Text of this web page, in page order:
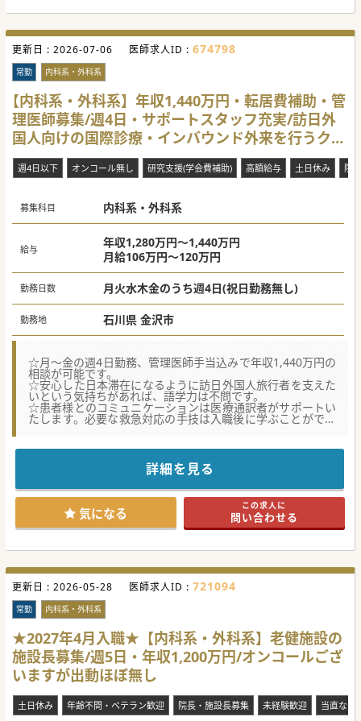
えます。
【業務内容】
■訪日外国人旅行者を対象とした外来診療や滞在先ホテル等
とオンラインによる診療や往診などをお願いします。
■軽症の患者様がほとんどですが、内科・外科の1次救急対
応も想定し、ナートなどの手技は入職後に学ぶことができま
す。
■検査が必要な患者様や重症度が高い患者様は連携先病院が
ございますので、そちらに紹介・搬送指示を出していただき
ます。
■全国に連携医療法人をもち、複数のクリニックを運営して
おります。経営面は専門部門があり、臨床に専念いただけま
ことで、外来対応数の平準化を目指していきたいと考えてい
ます。
み、変化を恐れない柔軟な姿勢の先生を歓迎しています。
更新日 : 2026-07-06 医師求人ID : 674798
常勤 内科系・外科系
【内科系・外科系】年収1,440万円・転居費補助・管
理医師募集/週4日・サポートスタッフ充実/訪日外
国人向けの国際診療・インバウンド外来を行うクリ
ニックです
週4日以下 オンコール無し 研究支援(学会費補助) 高額給与 土日休み 院
募集科目 内科系・外科系
給与
年収1,280万円～1,440万円
月給106万円～120万円
勤務日数 月火水木金のうち週4日(祝日勤務無し)
勤務地 石川県 金沢市
☆月～金の週4日勤務、管理医師手当込みで年収1,440万円の
相談が可能です。
☆安心した日本滞在になるように訪日外国人旅行者を支えた
いという気持ちがあれば、語学力は不問です。
☆患者様とのコミュニケーションは医療通訳者がサポートい
たします。必要な救急対応の手技は入職後に学ぶことができ
ます。
【募集背景】
■観光地を中心に日本全国で増加している訪日外国人旅行者
が、適切に医療を受けることができるクリニックを開院いた
します。
■東京都、京都府、沖縄県、福岡県と全国に展開しており、
今回は石川県金沢市の繁華エリアに開院を予定しておりま
■2026年度中の新規開院を目指しており、入職時期は相談可
ます。
【業務内容】
■訪日外国人旅行者を対象とした外来診療や滞在先ホテル等
とオンラインによる診療や往診などをお願いします。
■軽症の患者様がほとんどですが、内科・外科の1次救急対
応も想定し、ナートなどの手技は入職後に学ぶことができま
す。
■夜間対応などはなく日中のみの勤務となり、土日祝はご希
望がなければお休みを想定しております。
【医療機関情報】
おります。経営面は専門部門があり、臨床に専念いただけま
す。
詳細を見る
気になる この求人に
問い合わせる
更新日 : 2026-05-28 医師求人ID : 721094
常勤 内科系・外科系
★2027年4月入職★【内科系・外科系】老健施設の
施設長募集/週5日・年収1,200万円/オンコールござ
いますが出動ほぼ無し
土日休み 年齢不問・ベテラン歓迎 院長・施設長募集 未経験歓迎 当直なし